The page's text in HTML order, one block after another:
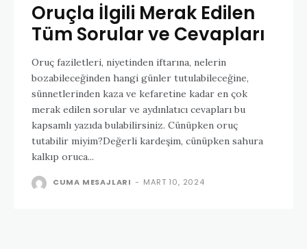
Oruçla İlgili Merak Edilen
Tüm Sorular ve Cevapları
Oruç faziletleri, niyetinden iftarına, nelerin
bozabileceğinden hangi günler tutulabileceğine,
sünnetlerinden kaza ve kefaretine kadar en çok
merak edilen sorular ve aydınlatıcı cevapları bu
kapsamlı yazıda bulabilirsiniz. Cünüpken oruç
tutabilir miyim?Değerli kardeşim, cünüpken sahura
kalkıp oruca...
CUMA MESAJLARI - MART 10, 2024